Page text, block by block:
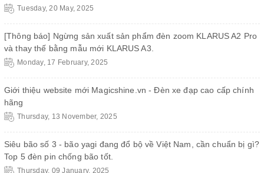
Tuesday, 20 May, 2025
[Thông báo] Ngừng sản xuất sản phẩm đèn zoom KLARUS A2 Pro
và thay thế bằng mẫu mới KLARUS A3.
Monday, 17 February, 2025
Giới thiệu website mới Magicshine.vn - Đèn xe đạp cao cấp chính
hãng
Thursday, 13 November, 2025
Siêu bão số 3 - bão yagi đang đổ bộ về Việt Nam, cần chuẩn bị gì?
Top 5 đèn pin chống bão tốt.
Thursday, 09 January, 2025